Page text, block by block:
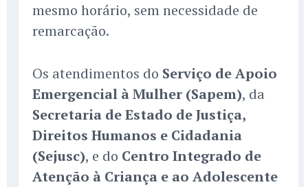
mesmo horário, sem necessidade de
remarcação.
Os atendimentos do Serviço de Apoio
Emergencial à Mulher (Sapem), da
Secretaria de Estado de Justiça,
Direitos Humanos e Cidadania
(Sejusc), e do Centro Integrado de
Atenção à Criança e ao Adolescente